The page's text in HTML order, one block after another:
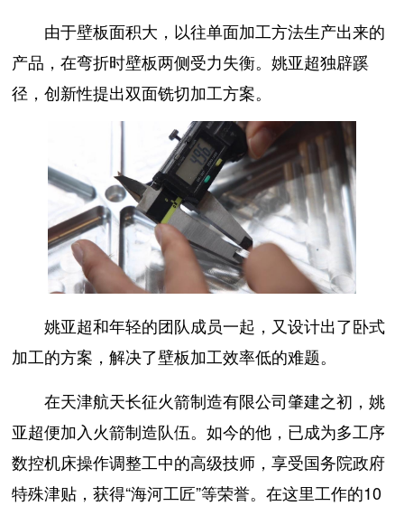
由于壁板面积大，以往单面加工方法生产出来的
产品，在弯折时壁板两侧受力失衡。姚亚超独辟蹊
径，创新性提出双面铣切加工方案。
姚亚超和年轻的团队成员一起，又设计出了卧式
加工的方案，解决了壁板加工效率低的难题。
在天津航天长征火箭制造有限公司肇建之初，姚
亚超便加入火箭制造队伍。如今的他，已成为多工序
数控机床操作调整工中的高级技师，享受国务院政府
特殊津贴，获得“海河工匠”等荣誉。在这里工作的10